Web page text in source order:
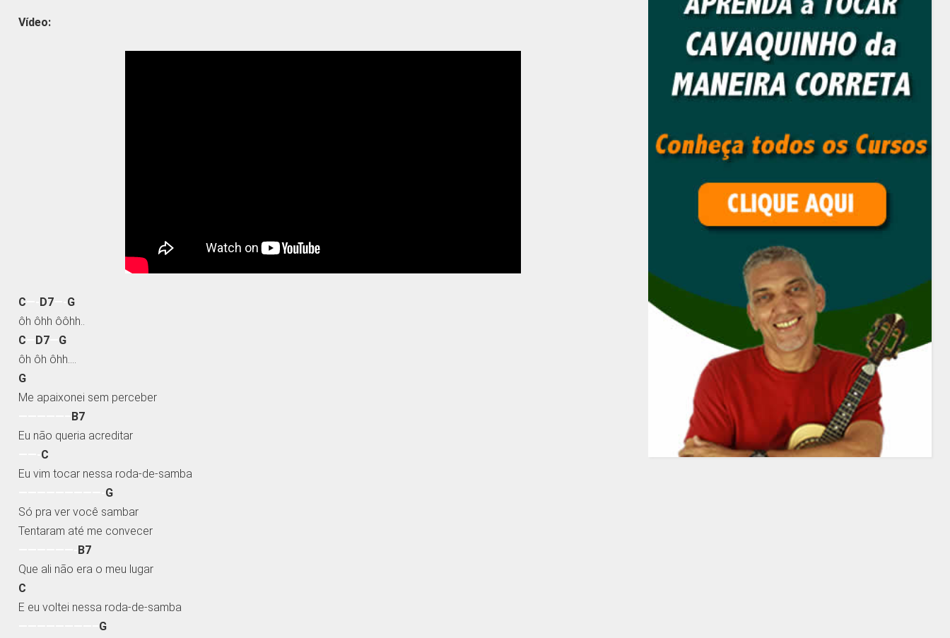
Vídeo:
C D7
G
ôh ôhh ôôhh..
C
D7
G
ôh ôh ôhh….
G
Me apaixonei sem perceber
B7
Eu não queria acreditar
C
Eu vim tocar nessa roda-de-samba
G
Só pra ver você sambar
Tentaram até me convecer
B7
Que ali não era o meu lugar
C
E eu voltei nessa roda-de-samba
G